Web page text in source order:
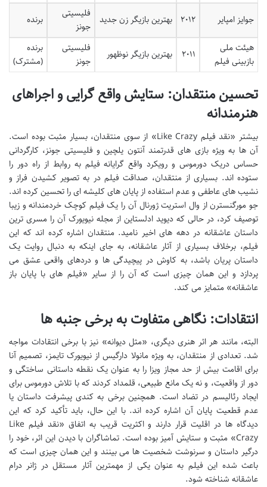
جوایز امپایر ۲۰۱۲ بهترین بازیگر زن جدید
فلیسیتی
جونز
برنده
هیئت ملی
بازبینی فیلم
۲۰۱۱ بهترین بازیگر نوظهور
فلیسیتی
جونز
برنده
(مشترک)
تحسین منتقدان: ستایش واقع گرایی و اجراهای
هنرمندانه
بیشتر «نقد فیلم Like Crazy» از سوی منتقدان، بسیار مثبت بوده است.
آن ها به ویژه بازی های قدرتمند آنتون یلچین و فلیسیتی جونز، کارگردانی
حساس دریک دورموس و رویکرد واقع گرایانه فیلم به روابط از راه دور را
ستوده اند. بسیاری از منتقدان، صداقت فیلم در به تصویر کشیدن فراز و
نشیب های عاطفی و عدم استفاده از پایان های کلیشه ای را تحسین کرده اند.
جو مورگنسترن از وال استریت ژورنال آن را یک فیلم کوچک خردمندانه و زیبا
توصیف کرد، در حالی که دیوید ادلستاین از مجله نیویورک آن را مسری ترین
داستان عاشقانه در دهه های اخیر نامید. منتقدان اشاره کرده اند که این
فیلم، برخلاف بسیاری از آثار عاشقانه، به جای اینکه به دنبال روایت یک
داستان پریان باشد، به کاوش در پیچیدگی ها و دردهای واقعی عشق می
پردازد و این همان چیزی است که آن را از سایر «فیلم های با پایان باز
عاشقانه» متمایز می کند.
انتقادات: نگاهی متفاوت به برخی جنبه ها
البته، مانند هر اثر هنری دیگری، «مثل دیوانه» نیز با برخی انتقادات مواجه
شد. تعدادی از منتقدان، به ویژه مانولا دارگیس از نیویورک تایمز، تصمیم آنا
برای اقامت بیش از حد مجاز ویزا را به عنوان یک نقطه داستانی ساختگی و
دور از واقعیت، و نه یک مانع طبیعی، قلمداد کردند که با تلاش دورموس برای
ایجاد رئالیسم در تضاد است. همچنین برخی به کندی پیشرفت داستان یا
عدم قطعیت پایان آن اشاره کرده اند. با این حال، باید تأکید کرد که این
دیدگاه ها در اقلیت قرار دارند و اکثریت قریب به اتفاق «نقد فیلم Like
Crazy» مثبت و ستایش آمیز بوده است. تماشاگران با دیدن این اثر، خود را
درگیر داستان و سرنوشت شخصیت ها می بینند و این همان چیزی است که
باعث شده این فیلم به عنوان یکی از مهمترین آثار مستقل در ژانر درام
عاشقانه شناخته شود.